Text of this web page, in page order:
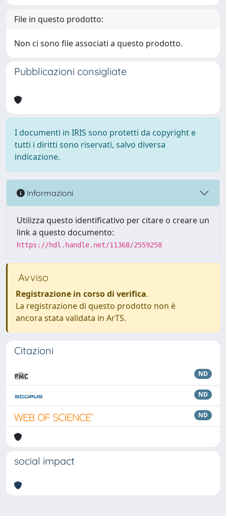
File in questo prodotto:
Non ci sono file associati a questo prodotto.
Pubblicazioni consigliate
I documenti in IRIS sono protetti da copyright e
tutti i diritti sono riservati, salvo diversa
indicazione.
Informazioni
Utilizza questo identificativo per citare o creare un
link a questo documento:
https://hdl.handle.net/11368/2559258
Avviso
Registrazione in corso di verifica.
La registrazione di questo prodotto non è
ancora stata validata in ArTS.
Citazioni
ND
ND
ND
social impact